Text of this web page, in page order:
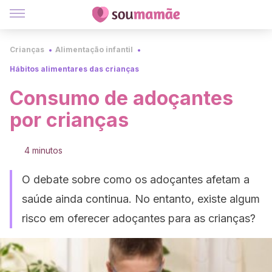
Crianças Alimentação infantil
Hábitos alimentares das crianças
Consumo de adoçantes
por crianças
4 minutos
O debate sobre como os adoçantes afetam a
saúde ainda continua. No entanto, existe algum
risco em oferecer adoçantes para as crianças?